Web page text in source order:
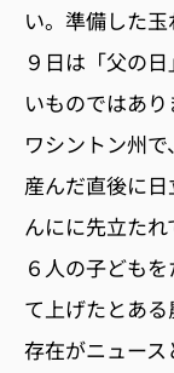
い。準備した
９日は「父の
いものではあ
ワシントン州で、
産んだ直後に
んにに先立た
６人の子ども
て上げたとあ
存在がニュース